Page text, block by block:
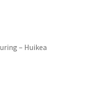
– Huikea